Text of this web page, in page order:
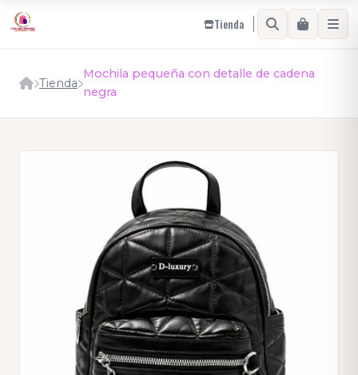
Tienda
Tienda
Mochila pequeña con detalle de cadena
negra